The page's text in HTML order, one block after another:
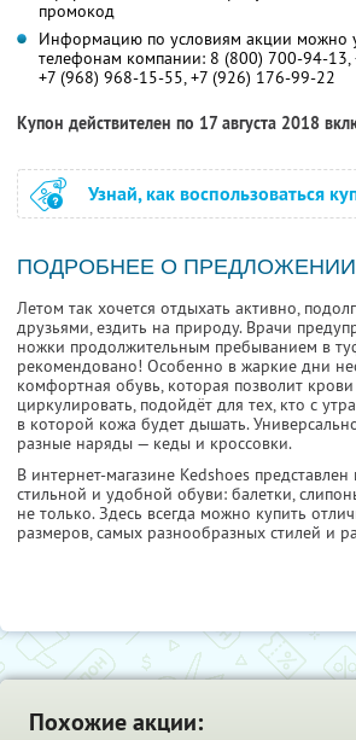
промокод
Информацию по условиям акции можно
телефонам компании: 8 (800) 700-94-13,
+7 (968) 968-15-55, +7 (926) 176-99-22
Купон действителен по 17 августа 2018
Узнай, как воспользоваться
ПОДРОБНЕЕ О ПРЕДЛОЖЕНИИ
Летом так хочется отдыхать активно,
друзьями, ездить на природу. Врачи
ножки продолжительным пребыванием в
рекомендовано! Особенно в жаркие дни
комфортная обувь, которая позволит
циркулировать, подойдёт для тех, кто с
в которой кожа будет дышать.
разные наряды — кеды и кроссовки.
В интернет-магазине Kedshoes
стильной и удобной обуви: балетки,
не только. Здесь всегда можно купить
размеров, самых разнообразных стилей и
Похожие акции: